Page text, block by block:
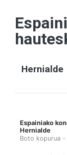
Espainiako
Hernialde
Boto kopurua -